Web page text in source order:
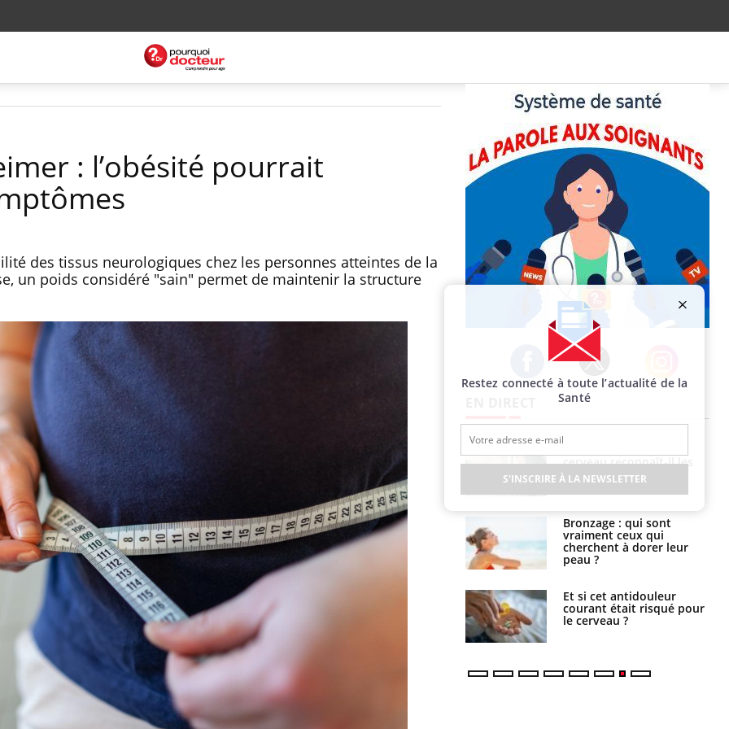
: l’obésité pourrait
des tissus neurologiques chez les personnes atteintes de la
un poids considéré "sain" permet de maintenir la structure
Facebook Twitter Instagram
TDAH : quel est ce
traitement autorisé aux
États-Unis ?
Cerveau : le mystère de la
"madeleine de Proust"
enfin expliqué
Intolérance au gluten : les
nouvelles
recommandations de la
Insuffisance cardiaque :
comment mieux la
Le décalage des horaires
d'été : quel impact sur le
sommeil ?
cerveau reconnaît-il les
visages autrement ?
Bronzage : qui sont
vraiment ceux qui
cherchent à dorer leur
peau ?
Et si cet antidouleur
courant était risqué pour
le cerveau ?
Restez connecté à toute l’actualité de la
Santé
S'INSCRIRE À LA NEWSLETTER